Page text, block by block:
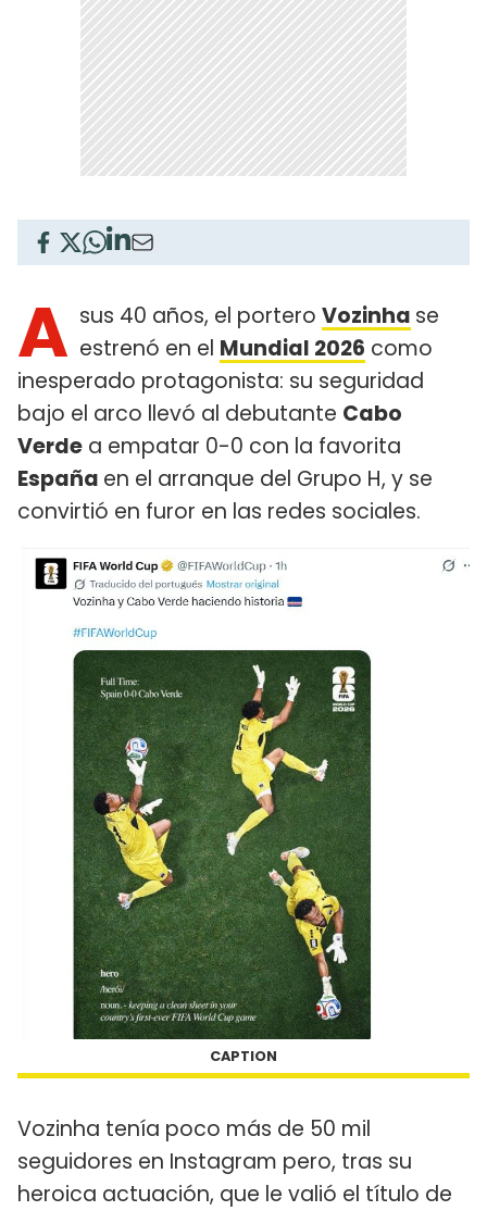
A sus 40 años, el portero Vozinha se
estrenó en el Mundial 2026 como
inesperado protagonista: su seguridad
bajo el arco llevó al debutante Cabo
Verde a empatar 0-0 con la favorita
España en el arranque del Grupo H, y se
convirtió en furor en las redes sociales.
CAPTION
Vozinha tenía poco más de 50 mil
seguidores en Instagram pero, tras su
heroica actuación, que le valió el título de